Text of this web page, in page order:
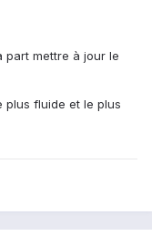
part mettre à jour le
plus fluide et le plus